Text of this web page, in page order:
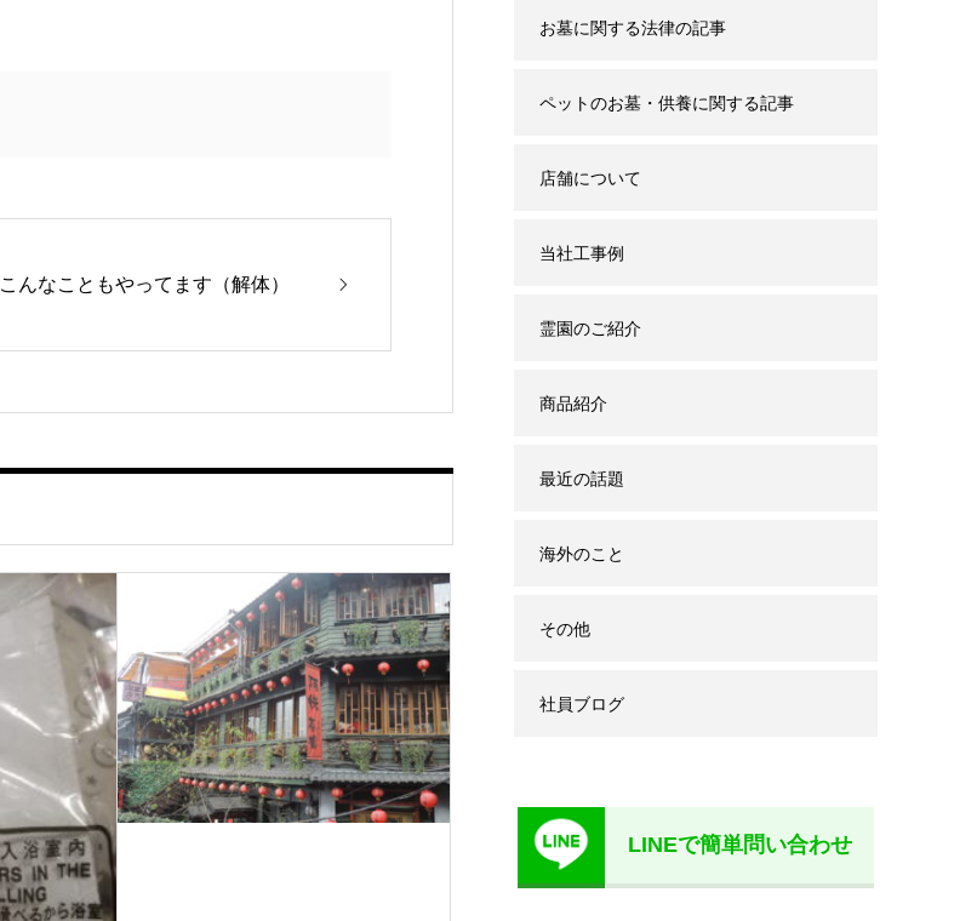
こんなこともやってます（解体）
お墓に関する法律の記事
ペットのお墓・供養に関する記事
店舗について
当社工事例
霊園のご紹介
商品紹介
最近の話題
海外のこと
その他
社員ブログ
LINEで簡単問い合わせ